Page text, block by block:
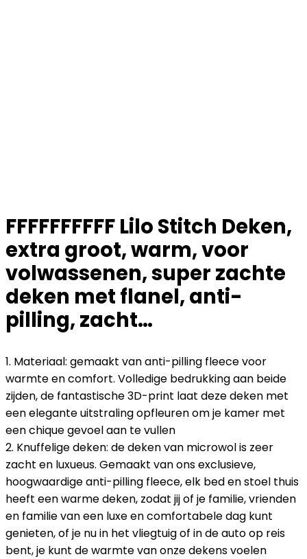
FFFFFFFFFF Lilo Stitch Deken,
extra groot, warm, voor
volwassenen, super zachte
deken met flanel, anti-
pilling, zacht…
1. Materiaal: gemaakt van anti-pilling fleece voor
warmte en comfort. Volledige bedrukking aan beide
zijden, de fantastische 3D-print laat deze deken met
een elegante uitstraling opfleuren om je kamer met
een chique gevoel aan te vullen
2. Knuffelige deken: de deken van microwol is zeer
zacht en luxueus. Gemaakt van ons exclusieve,
hoogwaardige anti-pilling fleece, elk bed en stoel thuis
heeft een warme deken, zodat jij of je familie, vrienden
en familie van een luxe en comfortabele dag kunt
genieten, of je nu in het vliegtuig of in de auto op reis
bent, je kunt de warmte van onze dekens voelen